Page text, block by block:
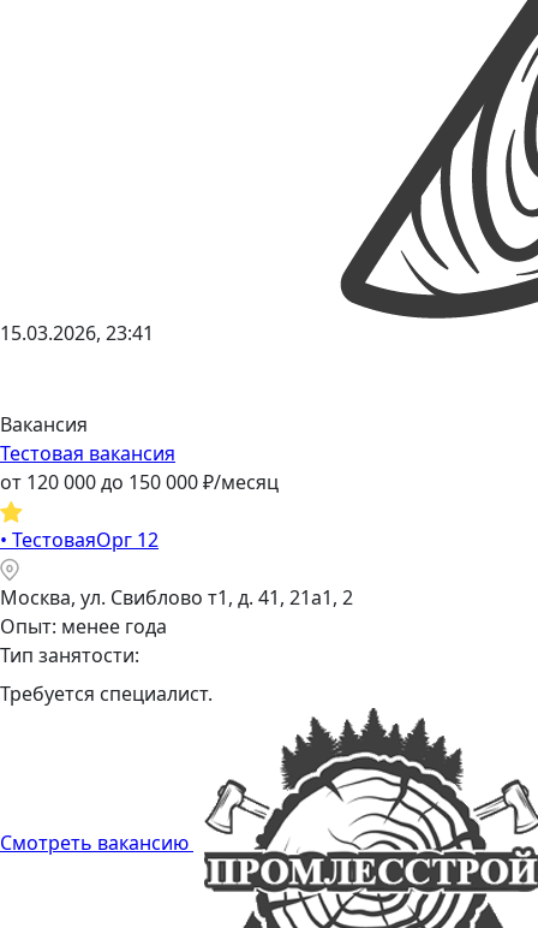
15.03.2026, 23:41
Вакансия
Тестовая вакансия
от 120 000до 150 000₽/месяц
• ТестоваяОрг 12
Москва, ул. Свиблово т1, д. 41, 21а1, 2
Опыт: менее года
Тип занятости:
Требуется специалист.
Смотреть вакансию